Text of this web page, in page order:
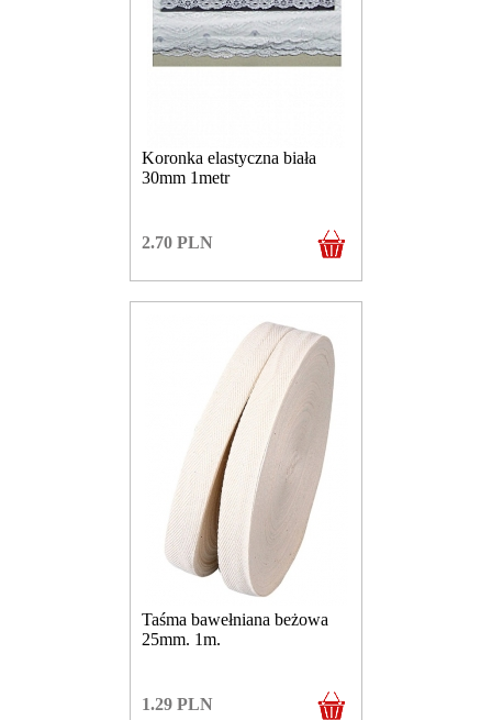
Koronka elastyczna biała
30mm 1metr
2.70 PLN
Taśma bawełniana beżowa
25mm. 1m.
1.29 PLN